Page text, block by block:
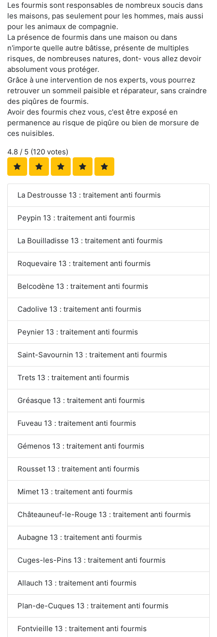
Les fourmis sont responsables de nombreux soucis dans
les maisons, pas seulement pour les hommes, mais aussi
pour les animaux de compagnie.
La présence de fourmis dans une maison ou dans
n'importe quelle autre bâtisse, présente de multiples
risques, de nombreuses natures, dont- vous allez devoir
absolument vous protéger.
Grâce à une intervention de nos experts, vous pourrez
retrouver un sommeil paisible et réparateur, sans craindre
des piqûres de fourmis.
Avoir des fourmis chez vous, c'est être exposé en
permanence au risque de piqûre ou bien de morsure de
ces nuisibles.
4.8 / 5 (120 votes)
La Destrousse 13 : traitement anti fourmis
Peypin 13 : traitement anti fourmis
La Bouilladisse 13 : traitement anti fourmis
Roquevaire 13 : traitement anti fourmis
Belcodène 13 : traitement anti fourmis
Cadolive 13 : traitement anti fourmis
Peynier 13 : traitement anti fourmis
Saint-Savournin 13 : traitement anti fourmis
Trets 13 : traitement anti fourmis
Gréasque 13 : traitement anti fourmis
Fuveau 13 : traitement anti fourmis
Gémenos 13 : traitement anti fourmis
Rousset 13 : traitement anti fourmis
Mimet 13 : traitement anti fourmis
Châteauneuf-le-Rouge 13 : traitement anti fourmis
Aubagne 13 : traitement anti fourmis
Cuges-les-Pins 13 : traitement anti fourmis
Allauch 13 : traitement anti fourmis
Plan-de-Cuques 13 : traitement anti fourmis
Fontvieille 13 : traitement anti fourmis